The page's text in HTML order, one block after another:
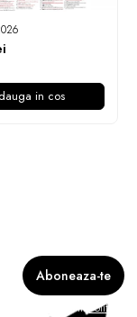
in cos
Află mai multe în Politica